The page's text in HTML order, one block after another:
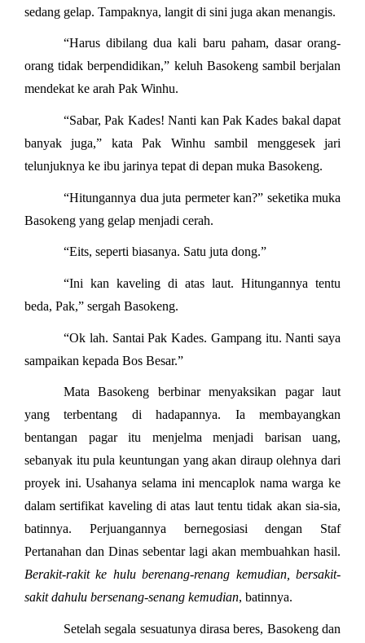
sedang gelap. Tampaknya, langit di sini juga akan menangis.
“Harus dibilang dua kali baru paham, dasar orang-
orang tidak berpendidikan,” keluh Basokeng sambil berjalan
mendekat ke arah Pak Winhu.
“Sabar, Pak Kades! Nanti kan Pak Kades bakal dapat
banyak juga,” kata Pak Winhu sambil menggesek jari
telunjuknya ke ibu jarinya tepat di depan muka Basokeng.
“Hitungannya dua juta permeter kan?” seketika muka
Basokeng yang gelap menjadi cerah.
“Eits, seperti biasanya. Satu juta dong.”
“Ini kan kaveling di atas laut. Hitungannya tentu
beda, Pak,” sergah Basokeng.
“Ok lah. Santai Pak Kades. Gampang itu. Nanti saya
sampaikan kepada Bos Besar.”
Mata Basokeng berbinar menyaksikan pagar laut
yang terbentang di hadapannya. Ia membayangkan
bentangan pagar itu menjelma menjadi barisan uang,
sebanyak itu pula keuntungan yang akan diraup olehnya dari
proyek ini. Usahanya selama ini mencaplok nama warga ke
dalam sertifikat kaveling di atas laut tentu tidak akan sia-sia,
batinnya. Perjuangannya bernegosiasi dengan Staf
Pertanahan dan Dinas sebentar lagi akan membuahkan hasil.
Berakit-rakit ke hulu berenang-renang kemudian, bersakit-
sakit dahulu bersenang-senang kemudian, batinnya.
Setelah segala sesuatunya dirasa beres, Basokeng dan